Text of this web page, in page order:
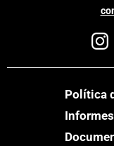
Política